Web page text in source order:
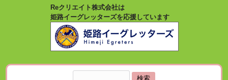
Reクリエイト株式会社は
姫路イーグレッターズを応援しています